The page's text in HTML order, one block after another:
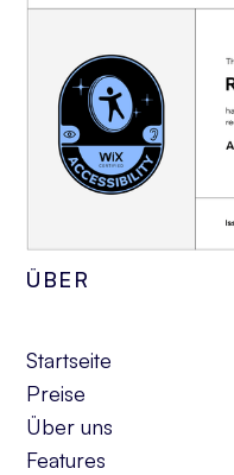
ÜBER
Startseite
Preise
Über uns
Features